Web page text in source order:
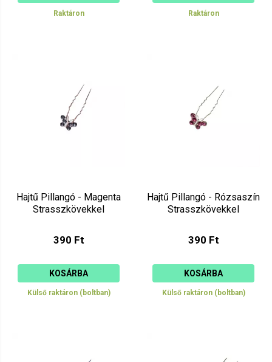
Raktáron Raktáron
Hajtű Pillangó - Magenta
Strasszkövekkel
390 Ft
KOSÁRBA
Külső raktáron (boltban)
Hajtű Pillangó - Rózsaszín
Strasszkövekkel
390 Ft
KOSÁRBA
Külső raktáron (boltban)